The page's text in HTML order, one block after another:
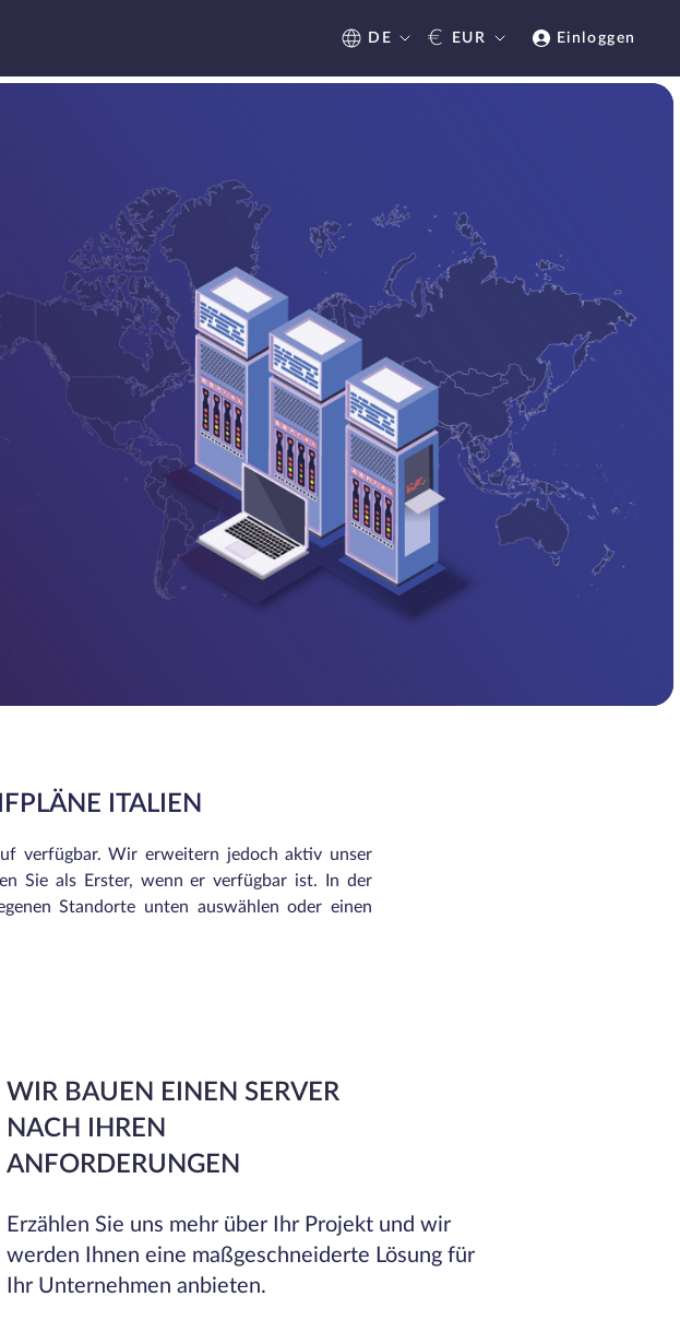
DE € EUR Einloggen
ITALIEN
verfügbar. Wir erweitern jedoch aktiv unser
Sie als Erster, wenn er verfügbar ist. In der
Standorte unten auswählen oder einen
WIR BAUEN EINEN SERVER
NACH IHREN
ANFORDERUNGEN
Erzählen Sie uns mehr über Ihr Projekt und wir
werden Ihnen eine maßgeschneiderte Lösung für
Ihr Unternehmen anbieten.